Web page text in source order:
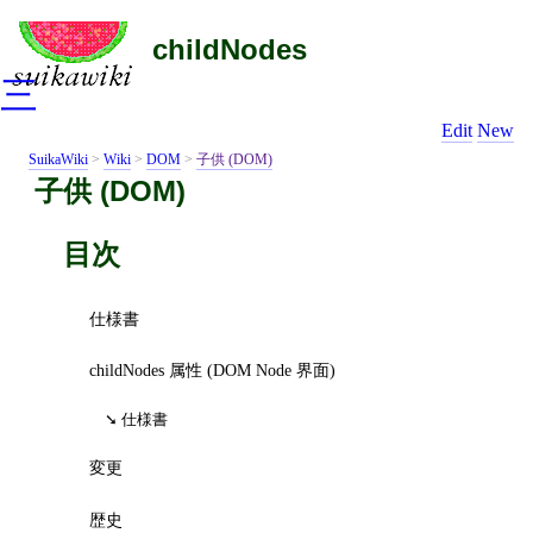
childNodes
Edit New
SuikaWiki > Wiki > DOM > 子供 (DOM)
子供 (DOM)
目次
仕様書
childNodes 属性 (DOM Node 界面)
仕様書
変更
歴史
三